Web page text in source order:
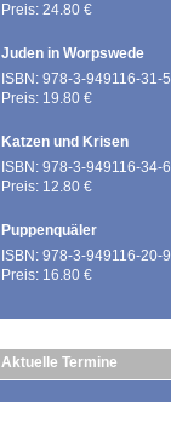
Preis: 24.80 €
Juden in Worpswede
ISBN: 978-3-949116-31-5
Preis: 19.80 €
Katzen und Krisen
ISBN: 978-3-949116-34-6
Preis: 12.80 €
Puppenquäler
ISBN: 978-3-949116-20-9
Preis: 16.80 €
Aktuelle Termine